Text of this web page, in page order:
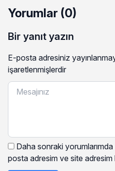
Yorumlar (0)
Bir yanıt yazın
E-posta adresiniz
işaretlenmişlerdir
Daha sonraki yorumlarımda
posta adresim ve site adresim